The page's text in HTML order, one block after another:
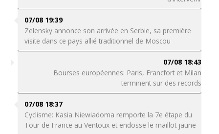
07/08 19:39
Zelensky annonce son arrivée en Serbie, sa première
visite dans ce pays allié traditionnel de Moscou
07/08 18:43
Bourses européennes: Paris, Francfort et Milan
terminent sur des records
07/08 18:37
Cyclisme: Kasia Niewiadoma remporte la 7e étape du
Tour de France au Ventoux et endosse le maillot jaune